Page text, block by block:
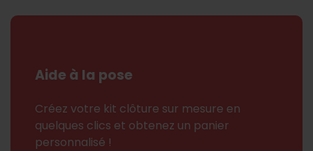
Aide à la pose
Créez votre kit clôture sur mesure en
quelques clics et obtenez un panier
personnalisé !